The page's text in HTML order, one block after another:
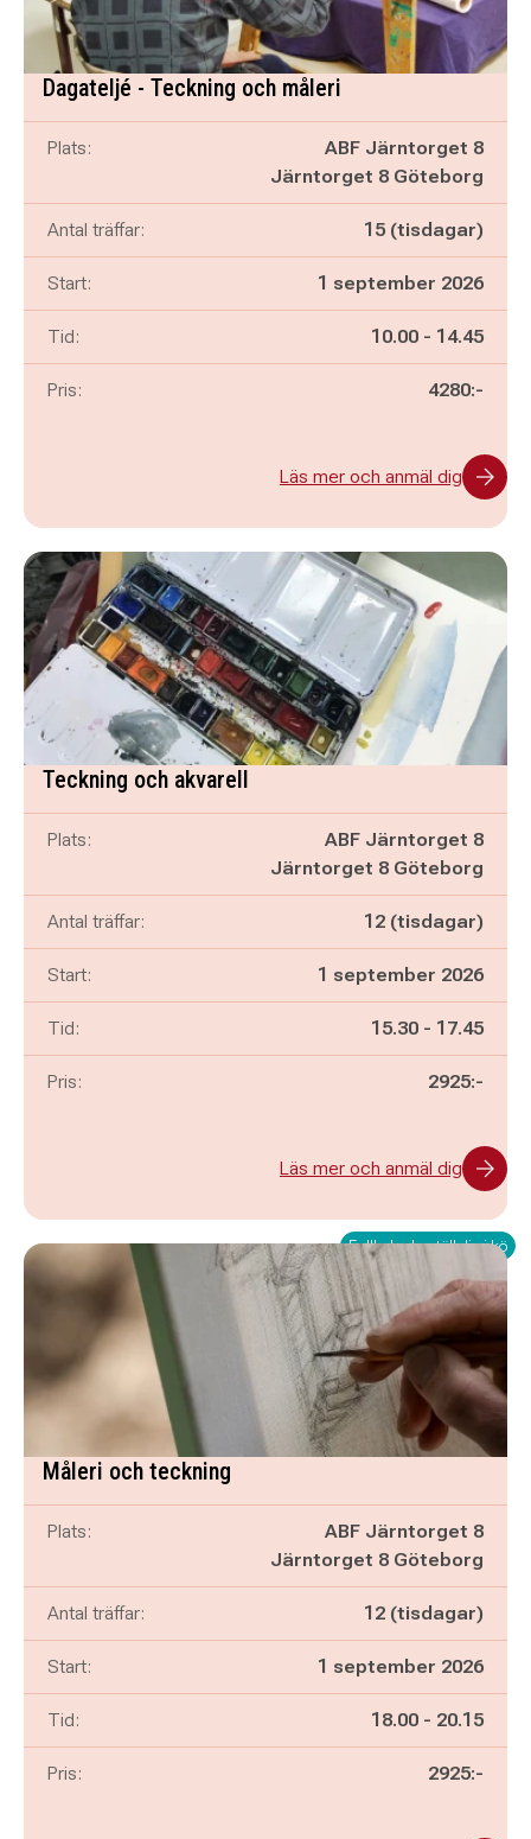
Dagateljé - Teckning och måleri
Plats:
ABF Järntorget 8
Järntorget 8 Göteborg
Antal träffar: 15 (tisdagar)
Start: 1 september 2026
Tid: Pågår mellan
10.00 - och
14.45
Pris: 4280:-
Läs mer och anmäl dig
Teckning och akvarell
Plats:
ABF Järntorget 8
Järntorget 8 Göteborg
Antal träffar: 12 (tisdagar)
Start: 1 september 2026
Tid: Pågår mellan
15.30 - och
17.45
Pris: 2925:-
Läs mer och anmäl dig
Fullbokad - ställ dig i kö
Måleri och teckning
Plats:
ABF Järntorget 8
Järntorget 8 Göteborg
Antal träffar: 12 (tisdagar)
Start: 1 september 2026
Tid: Pågår mellan
18.00 - och
20.15
Pris: 2925:-